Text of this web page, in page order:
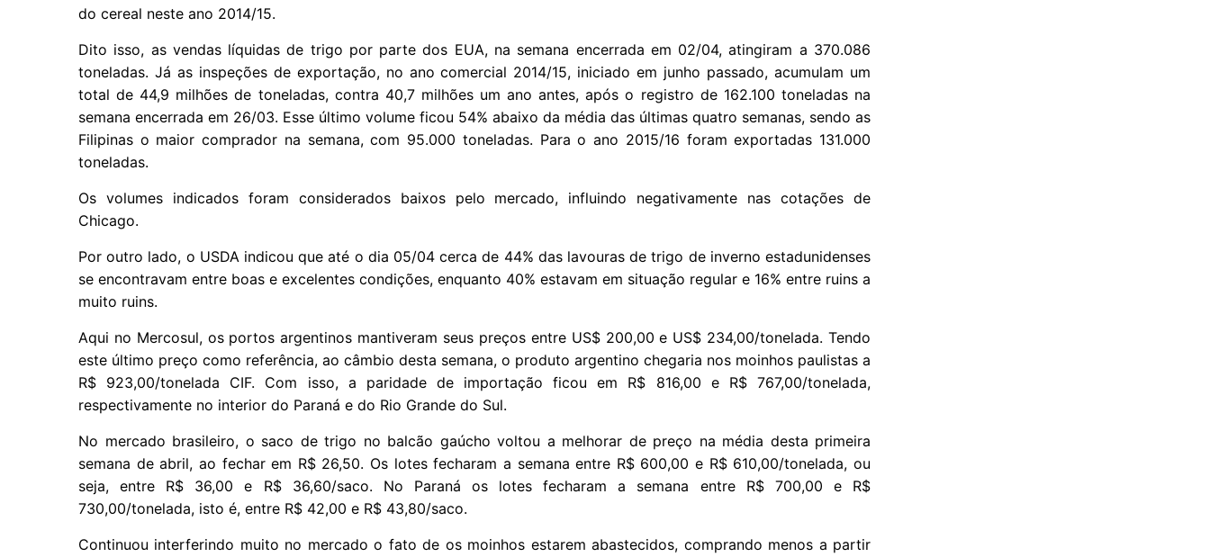
do cereal neste ano 2014/15.
Dito isso, as vendas líquidas de trigo por parte dos EUA, na semana encerrada em 02/04, atingiram a 370.086
toneladas. Já as inspeções de exportação, no ano comercial 2014/15, iniciado em junho passado, acumulam um
total de 44,9 milhões de toneladas, contra 40,7 milhões um ano antes, após o registro de 162.100 toneladas na
semana encerrada em 26/03. Esse último volume ficou 54% abaixo da média das últimas quatro semanas, sendo as
Filipinas o maior comprador na semana, com 95.000 toneladas. Para o ano 2015/16 foram exportadas 131.000
toneladas.
Os volumes indicados foram considerados baixos pelo mercado, influindo negativamente nas cotações de
Chicago.
Por outro lado, o USDA indicou que até o dia 05/04 cerca de 44% das lavouras de trigo de inverno estadunidenses
se encontravam entre boas e excelentes condições, enquanto 40% estavam em situação regular e 16% entre ruins a
muito ruins.
Aqui no Mercosul, os portos argentinos mantiveram seus preços entre US$ 200,00 e US$ 234,00/tonelada. Tendo
este último preço como referência, ao câmbio desta semana, o produto argentino chegaria nos moinhos paulistas a
R$ 923,00/tonelada CIF. Com isso, a paridade de importação ficou em R$ 816,00 e R$ 767,00/tonelada,
respectivamente no interior do Paraná e do Rio Grande do Sul.
No mercado brasileiro, o saco de trigo no balcão gaúcho voltou a melhorar de preço na média desta primeira
semana de abril, ao fechar em R$ 26,50. Os lotes fecharam a semana entre R$ 600,00 e R$ 610,00/tonelada, ou
seja, entre R$ 36,00 e R$ 36,60/saco. No Paraná os lotes fecharam a semana entre R$ 700,00 e R$
730,00/tonelada, isto é, entre R$ 42,00 e R$ 43,80/saco.
Continuou interferindo muito no mercado o fato de os moinhos estarem abastecidos, comprando menos a partir